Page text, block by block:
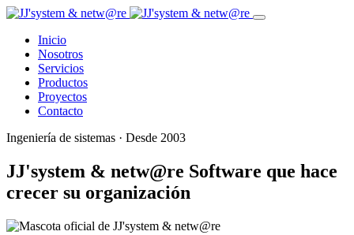
Inicio
Nosotros
Servicios
Productos
Proyectos
Contacto
Ingeniería de sistemas · Desde 2003
JJ'system & netw@re Software que hace
crecer su organización